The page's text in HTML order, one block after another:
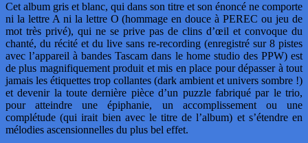
Cet album gris et blanc, qui dans son titre et son énoncé ne comporte
ni la lettre A ni la lettre O (hommage en douce à PEREC ou jeu de
mot très privé), qui ne se prive pas de clins d’œil et convoque du
chanté, du récité et du live sans re-recording (enregistré sur 8 pistes
avec l’appareil à bandes Tascam dans le home studio des PPW) est
de plus magnifiquement produit et mis en place pour dépasser à tout
jamais les étiquettes trop collantes (dark ambient et univers sombre !)
et devenir la toute dernière pièce d’un puzzle fabriqué par le trio,
pour atteindre une épiphanie, un accomplissement ou une
complétude (qui irait bien avec le titre de l’album) et s’étendre en
mélodies ascensionnelles du plus bel effet.